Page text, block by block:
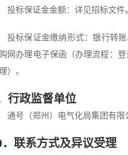
投标保证金金额：详见招标文件
投标保证金缴纳形式：银行转
网办理电子保函（办理流程：
）。
行政监督单位
通号（郑州）电气化局集团有限
． 联系方式及异议受理